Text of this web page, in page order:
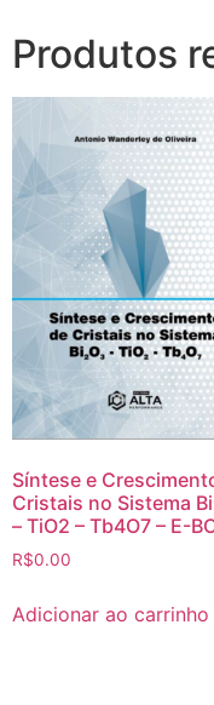
Produtos
Síntese e
Cristais no Sistema
– TiO2 – Tb4O7 – E-
R$0.00
Adicionar ao carrinho